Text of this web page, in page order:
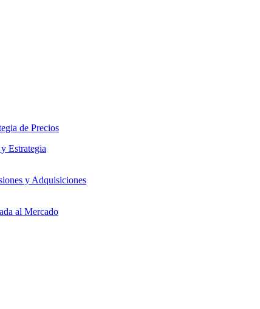
de Precios
Estrategia
y Adquisiciones
al Mercado